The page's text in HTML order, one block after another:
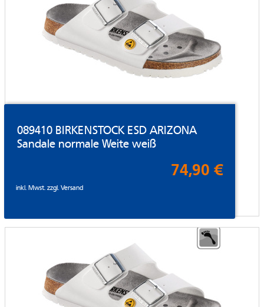
089410 BIRKENSTOCK ESD ARIZONA
Sandale normale Weite weiß
74,90 €
inkl. Mwst. zzgl.Versand